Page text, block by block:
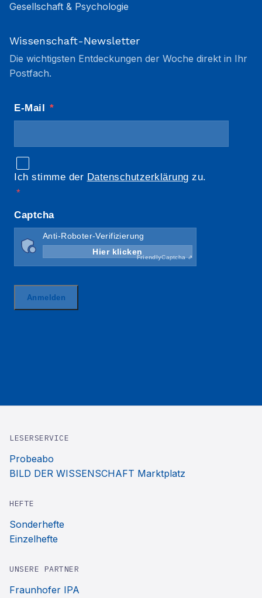
Gesellschaft & Psychologie
Wissenschaft-Newsletter
Die wichtigsten Entdeckungen der Woche direkt in Ihr
Postfach.
LESERSERVICE
Probeabo
BILD DER WISSENSCHAFT Marktplatz
HEFTE
Sonderhefte
Einzelhefte
UNSERE PARTNER
Fraunhofer IPA